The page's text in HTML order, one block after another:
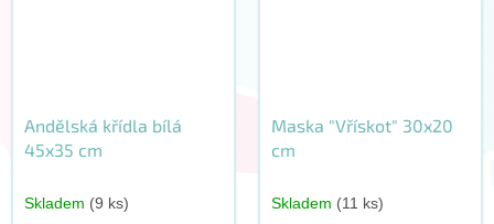
Andělská křídla bílá
45x35 cm
Skladem (9 ks)
Maska "Vřískot" 30x20
cm
Skladem (11 ks)